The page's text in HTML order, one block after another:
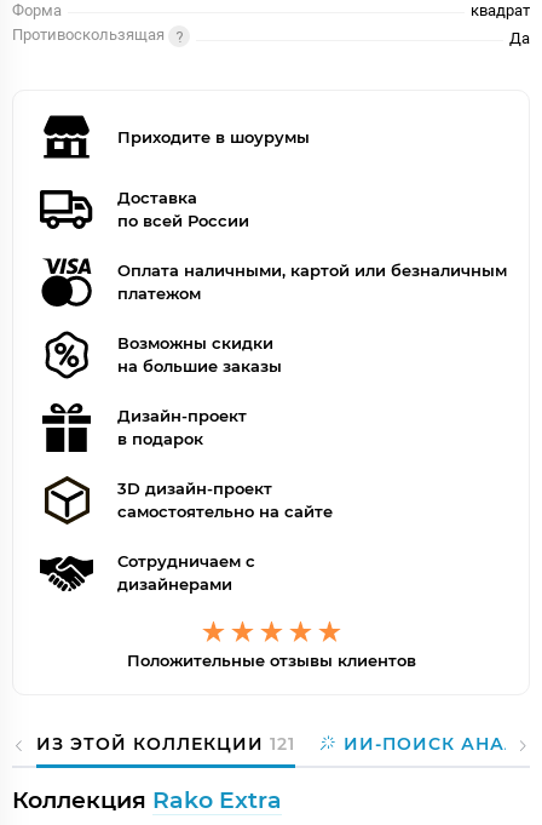
Форма
квадрат
Противоскользящая
Да
Приходите в шоурумы
Доставка
по всей России
Оплата наличными, картой или безналичным
платежом
Возможны скидки
на большие заказы
Дизайн-проект
в подарок
3D дизайн-проект
самостоятельно на сайте
Сотрудничаем с
дизайнерами
Положительные отзывы клиентов
ИЗ ЭТОЙ КОЛЛЕКЦИИ 121 ИИ-ПОИСК
Коллекция Rako Extra